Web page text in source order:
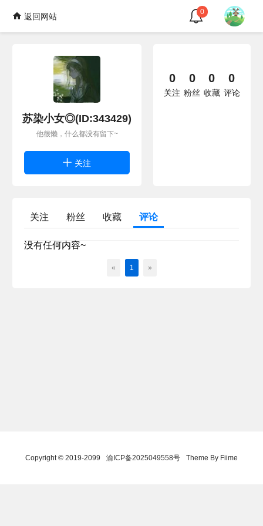
返回网站 0
苏染小女◎(ID:343429)
他很懒，什么都没有留下~
关注
0
关注
0
粉丝
0
收藏
0
评论
关注 粉丝 收藏 评论
没有任何内容~
« 1 »
Copyright © 2019-2099 渝ICP备2025049558号 Theme By Fiime